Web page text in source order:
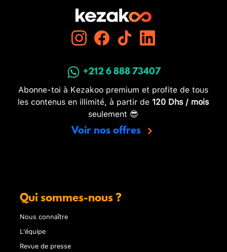
+212 6 888 73407
Abonne-toi à Kezakoo premium et profite de tous
les contenus en illimité, à partir de 120 Dhs / mois
seulement 😎
Voir nos offres
Qui sommes-nous ?
Nous connaître
L'équipe
Revue de presse